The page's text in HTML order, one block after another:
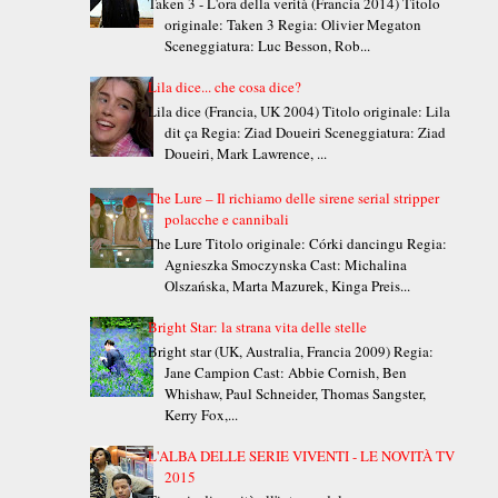
originale: Taken 3 Regia: Olivier Megaton
Sceneggiatura: Luc Besson, Rob...
Lila dice... che cosa dice?
Lila dice (Francia, UK 2004) Titolo originale: Lila
dit ça Regia: Ziad Doueiri Sceneggiatura: Ziad
Doueiri, Mark Lawrence, ...
The Lure – Il richiamo delle sirene serial stripper
polacche e cannibali
The Lure Titolo originale: Córki dancingu Regia:
Agnieszka Smoczynska Cast: Michalina
Olszańska, Marta Mazurek, Kinga Preis...
Bright Star: la strana vita delle stelle
Bright star (UK, Australia, Francia 2009) Regia:
Jane Campion Cast: Abbie Cornish, Ben
Whishaw, Paul Schneider, Thomas Sangster,
Kerry Fox,...
L'ALBA DELLE SERIE VIVENTI - LE NOVITÀ TV
2015